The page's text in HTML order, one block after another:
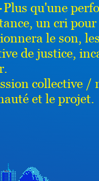
Plus qu'une
un cri
le son,
de justice,
collective /
et le projet.